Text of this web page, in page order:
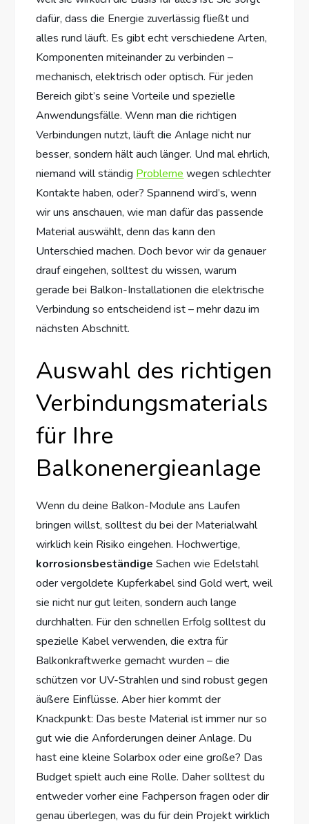
dafür, dass die Energie zuverlässig fließt und
alles rund läuft. Es gibt echt verschiedene Arten,
Komponenten miteinander zu verbinden –
mechanisch, elektrisch oder optisch. Für jeden
Bereich gibt’s seine Vorteile und spezielle
Anwendungsfälle. Wenn man die richtigen
Verbindungen nutzt, läuft die Anlage nicht nur
besser, sondern hält auch länger. Und mal ehrlich,
niemand will ständig Probleme wegen schlechter
Kontakte haben, oder? Spannend wird’s, wenn
wir uns anschauen, wie man dafür das passende
Material auswählt, denn das kann den
Unterschied machen. Doch bevor wir da genauer
drauf eingehen, solltest du wissen, warum
gerade bei Balkon-Installationen die elektrische
Verbindung so entscheidend ist – mehr dazu im
nächsten Abschnitt.
Auswahl des richtigen
Verbindungsmaterials
für Ihre
Balkonenergieanlage
Wenn du deine Balkon-Module ans Laufen
bringen willst, solltest du bei der Materialwahl
wirklich kein Risiko eingehen. Hochwertige,
korrosionsbeständige Sachen wie Edelstahl
oder vergoldete Kupferkabel sind Gold wert, weil
sie nicht nur gut leiten, sondern auch lange
durchhalten. Für den schnellen Erfolg solltest du
spezielle Kabel verwenden, die extra für
Balkonkraftwerke gemacht wurden – die
schützen vor UV-Strahlen und sind robust gegen
äußere Einflüsse. Aber hier kommt der
Knackpunkt: Das beste Material ist immer nur so
gut wie die Anforderungen deiner Anlage. Du
hast eine kleine Solarbox oder eine große? Das
Budget spielt auch eine Rolle. Daher solltest du
entweder vorher eine Fachperson fragen oder dir
genau überlegen, was du für dein Projekt wirklich